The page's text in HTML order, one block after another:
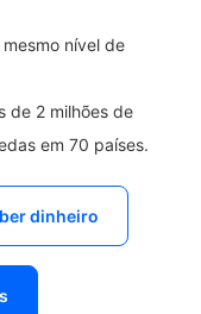
nível de
de 2 milhões de
em 70 países.
dinheiro